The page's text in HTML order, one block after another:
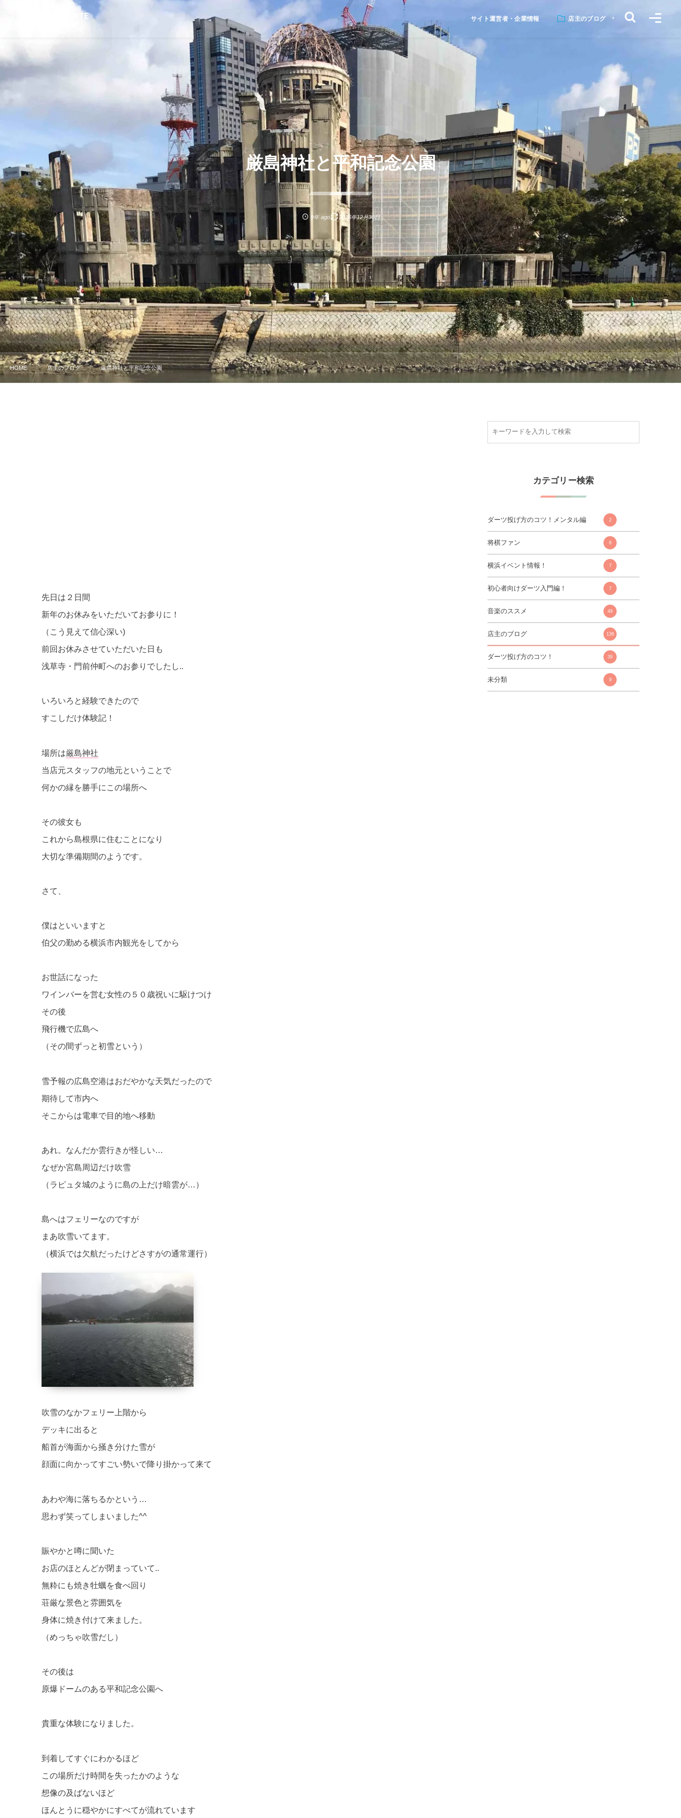
サイト運営者・企業情報 店主のブログ
厳島神社と平和記念公園
9年 ago 2016年12月30日
HOME 店主のブログ 厳島神社と平和記念公園
先日は２日間
新年のお休みをいただいてお参りに！
（こう見えて信心深い)
前回お休みさせていただいた日も
浅草寺・門前仲町へのお参りでしたし..
いろいろと経験できたので
すこしだけ体験記！
場所は厳島神社
当店元スタッフの地元ということで
何かの縁を勝手にこの場所へ
その彼女も
これから島根県に住むことになり
大切な準備期間のようです。
さて、
僕はといいますと
伯父の勤める横浜市内観光をしてから
お世話になった
ワインバーを営む女性の５０歳祝いに駆けつけ
その後
飛行機で広島へ
（その間ずっと初雪という）
雪予報の広島空港はおだやかな天気だったので
期待して市内へ
そこからは電車で目的地へ移動
あれ。なんだか雲行きが怪しい…
なぜか宮島周辺だけ吹雪
（ラピュタ城のように島の上だけ暗雲が…）
島へはフェリーなのですが
まあ吹雪いてます。
（横浜では欠航だったけどさすがの通常運行）
吹雪のなかフェリー上階から
デッキに出ると
船首が海面から掻き分けた雪が
顔面に向かってすごい勢いで降り掛かって来て
あわや海に落ちるかという…
思わず笑ってしまいました^^
賑やかと噂に聞いた
お店のほとんどが閉まっていて..
無粋にも焼き牡蠣を食べ回り
荘厳な景色と雰囲気を
身体に焼き付けて来ました。
（めっちゃ吹雪だし）
その後は
原爆ドームのある平和記念公園へ
貴重な体験になりました。
到着してすぐにわかるほど
この場所だけ時間を失ったかのような
想像の及ばないほど
ほんとうに穏やかにすべてが流れています
カテゴリー検索
ダーツ投げ方のコツ！メンタル編 2
将棋ファン 6
横浜イベント情報！ 7
初心者向けダーツ入門編！ 7
音楽のススメ 49
店主のブログ 136
ダーツ投げ方のコツ！ 39
未分類 9